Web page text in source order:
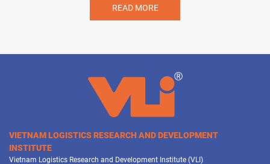
READ MORE
VIETNAM LOGISTICS RESEARCH AND DEVELOPMENT
INSTITUTE
Vietnam Logistics Research and Development Institute (VLI)